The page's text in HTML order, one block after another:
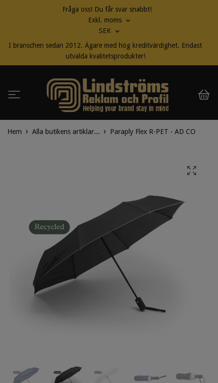
Fråga oss! Du får svar snabbt!
Exkl. moms
SEK
I branschen sedan 2012. Ägare med hög kreditvärdighet. Endast
utvalda kvalitetsprodukter!
Hem Alla butikens artiklar... Paraply Flex R-PET - AD CO